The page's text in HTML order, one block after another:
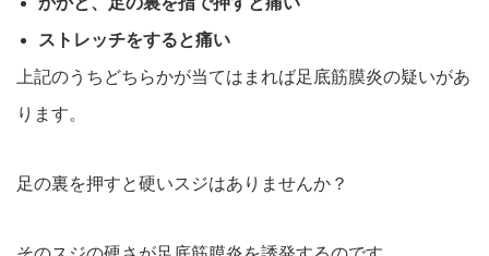
ストレッチをすると痛い
上記のうちどちらかが当てはまれば足底筋膜炎の疑いがあ
ります。
足の裏を押すと硬いスジはありませんか？